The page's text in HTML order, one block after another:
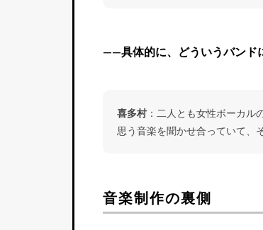
——具体的に、どういうバンド
喜多村：二人とも女性ボーカル
思う音楽を聞かせ合っていて、
音楽制作の裏側